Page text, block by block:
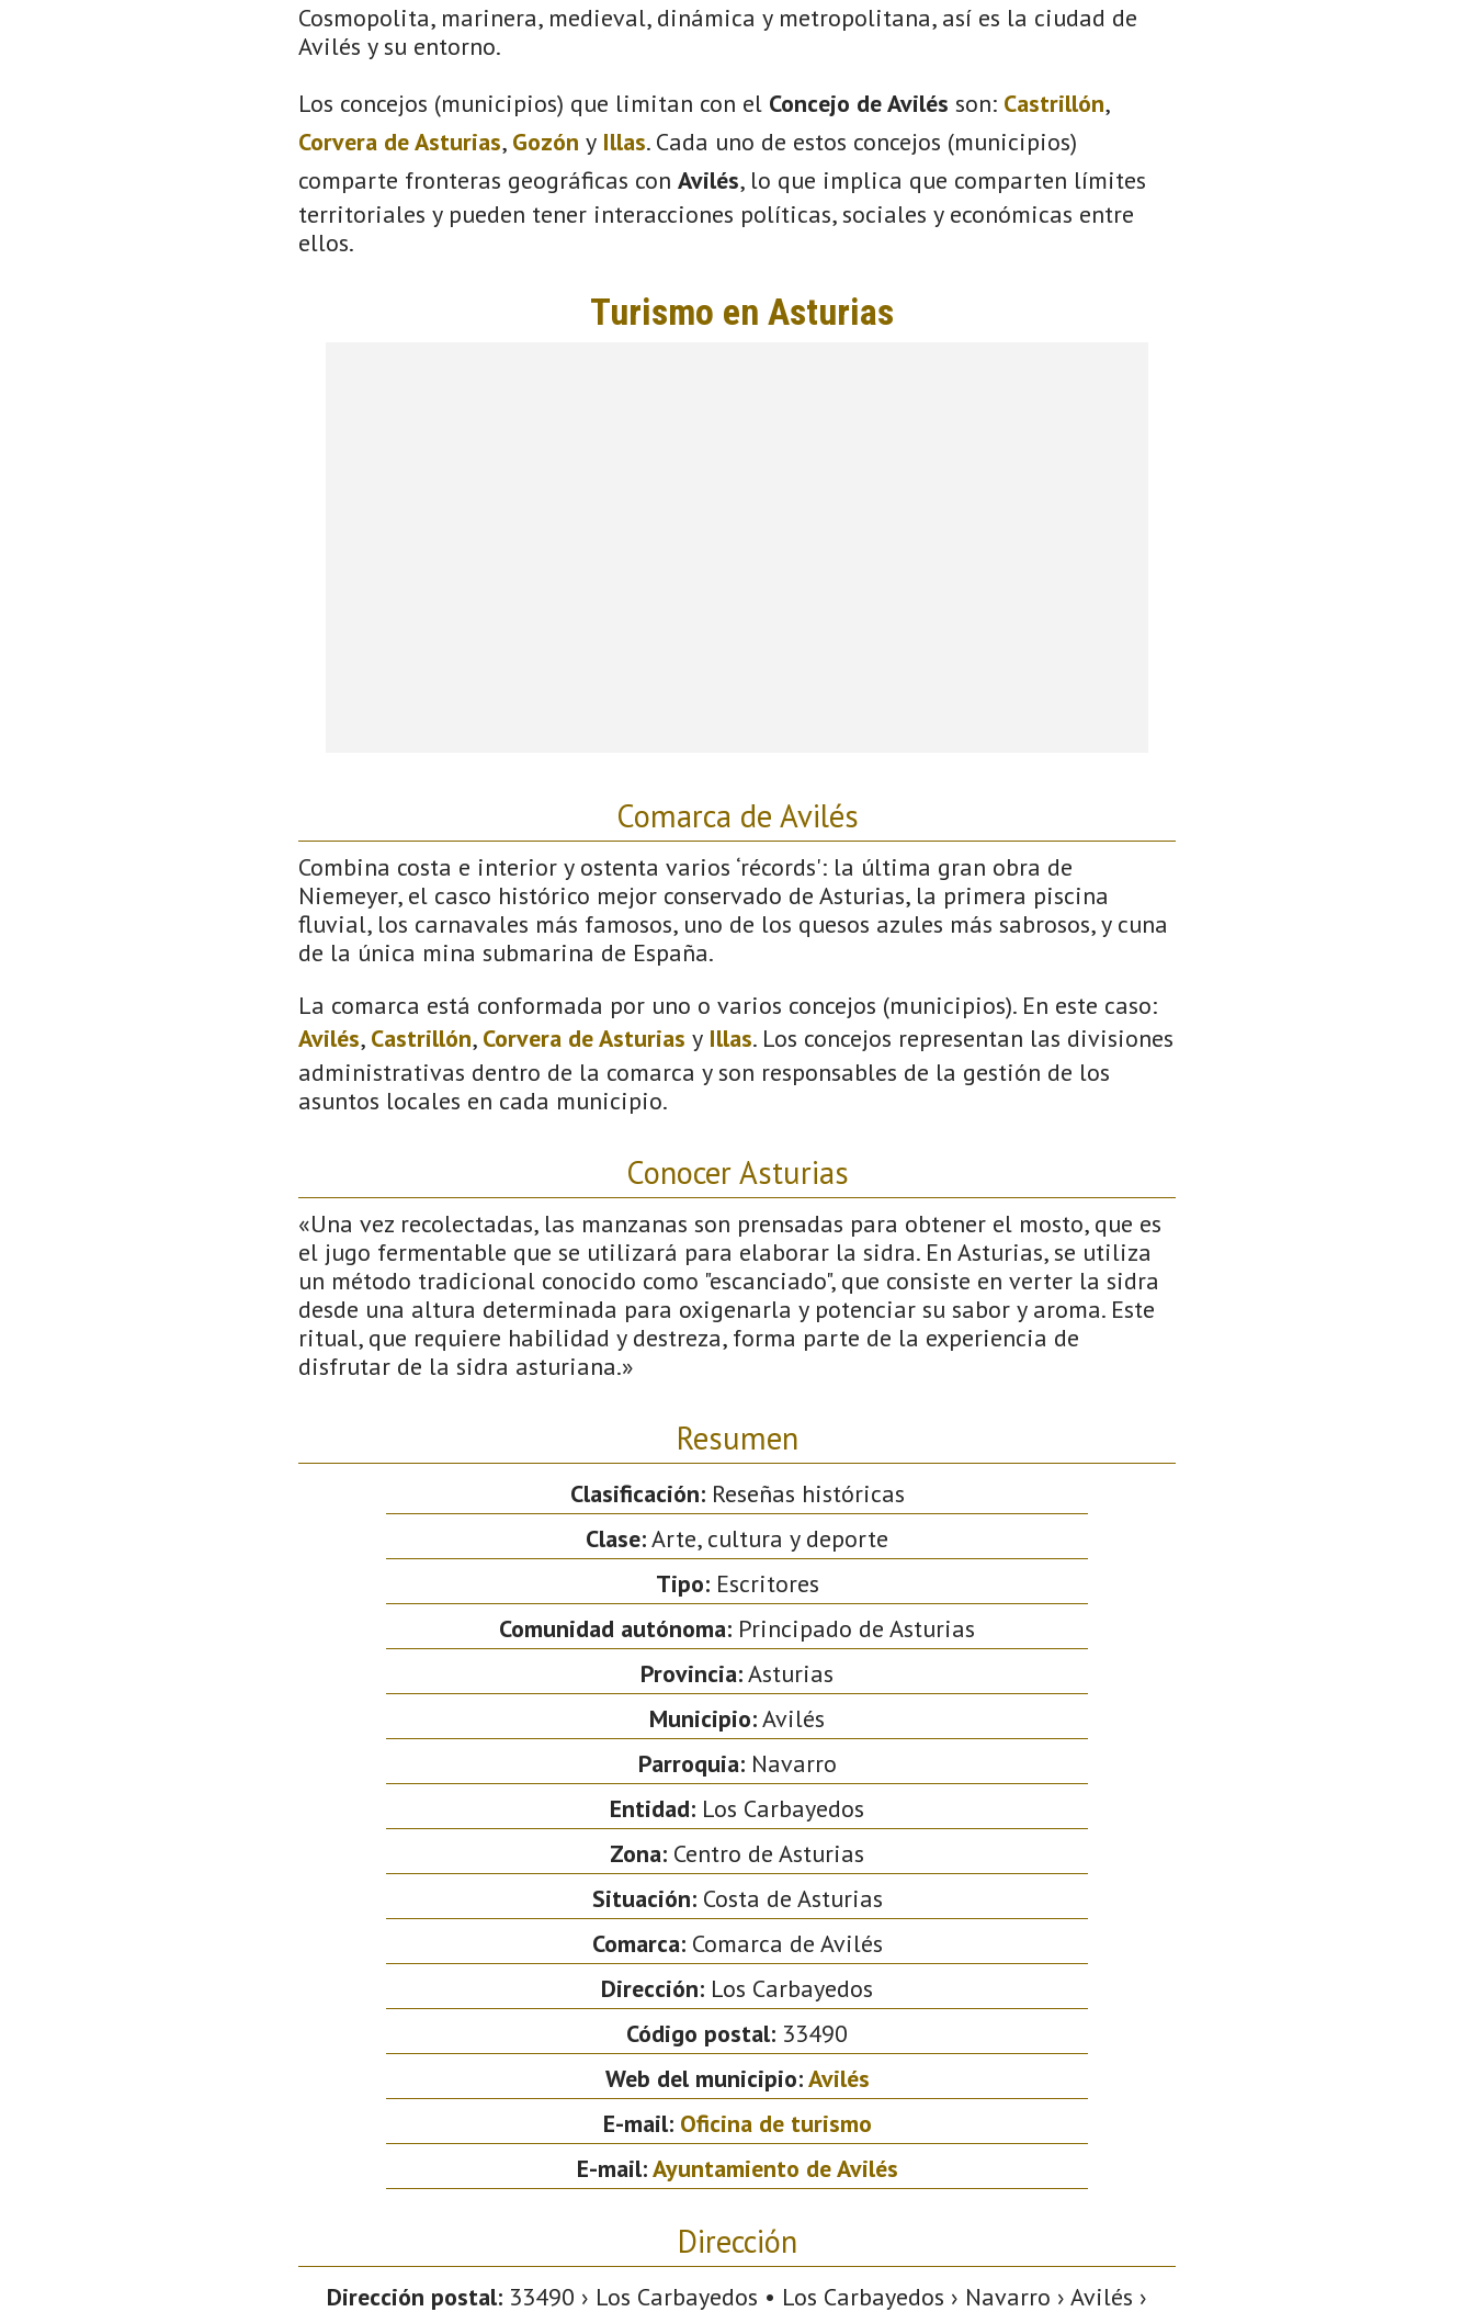
Cosmopolita, marinera, medieval, dinámica y metropolitana, así es la ciudad de
Avilés y su entorno.
Los concejos (municipios) que limitan con el Concejo de Avilés son: Castrillón,
Corvera de Asturias, Gozón y Illas. Cada uno de estos concejos (municipios)
comparte fronteras geográficas con Avilés, lo que implica que comparten límites
territoriales y pueden tener interacciones políticas, sociales y económicas entre
ellos.
Comarca de Avilés
Combina costa e interior y ostenta varios ‘récords': la última gran obra de
Niemeyer, el casco histórico mejor conservado de Asturias, la primera piscina
fluvial, los carnavales más famosos, uno de los quesos azules más sabrosos, y cuna
de la única mina submarina de España.
La comarca está conformada por uno o varios concejos (municipios). En este caso:
Avilés, Castrillón, Corvera de Asturias y Illas. Los concejos representan las divisiones
administrativas dentro de la comarca y son responsables de la gestión de los
asuntos locales en cada municipio.
Conocer Asturias
«Una vez recolectadas, las manzanas son prensadas para obtener el mosto, que es
el jugo fermentable que se utilizará para elaborar la sidra. En Asturias, se utiliza
un método tradicional conocido como "escanciado", que consiste en verter la sidra
desde una altura determinada para oxigenarla y potenciar su sabor y aroma. Este
ritual, que requiere habilidad y destreza, forma parte de la experiencia de
disfrutar de la sidra asturiana.»
Resumen
Clasificación:Reseñas históricas
Clase:Arte, cultura y deporte
Tipo:Escritores
Comunidad autónoma: Principado de Asturias
Provincia:Asturias
Municipio:Avilés
Parroquia:Navarro
Entidad: Los Carbayedos
Zona: Centro de Asturias
Situación:Costa de Asturias
Comarca:Comarca de Avilés
Dirección: Los Carbayedos
Código postal: 33490
Web del municipio:Avilés
E-mail: Oficina de turismo
E-mail:Ayuntamiento de Avilés
Dirección
Dirección postal: 33490 › Los Carbayedos • Los Carbayedos › Navarro › Avilés ›